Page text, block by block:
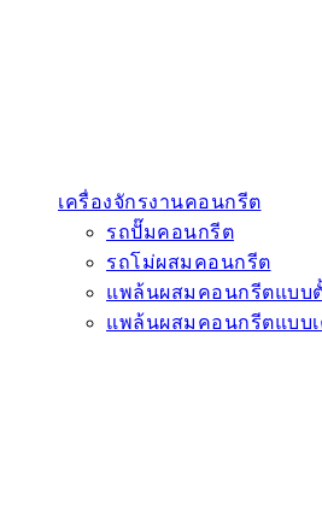
เครื่องจักรงานคอนกรีต
รถปั๊มคอนกรีต
รถโม่ผสมคอนกรีต
แพล้นผสมคอนกรีตแบบ
แพล้นผสมคอนกรีตแบบ